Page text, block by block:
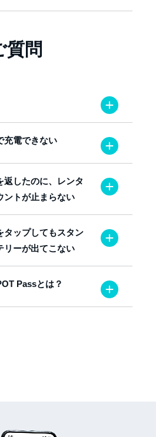
質問
充電できない
返したのに、レンタ
ントが止まらない
タップしてもスタン
リーが出てこない
Passとは？